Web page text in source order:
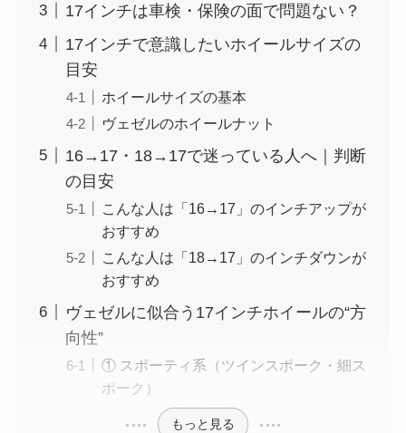
17インチは車検・保険の面で問題ない？
17インチで意識したいホイールサイズの
目安
ホイールサイズの基本
ヴェゼルのホイールナット
16→17・18→17で迷っている人へ｜判断
の目安
こんな人は「16→17」のインチアップが
おすすめ
こんな人は「18→17」のインチダウンが
おすすめ
ヴェゼルに似合う17インチホイールの“方
向性”
① スポーティ系（ツインスポーク・細ス
ポーク）
もっと見る